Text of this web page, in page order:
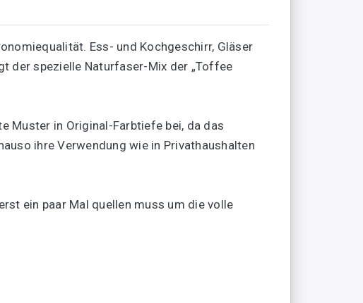
Ess- und Kochgeschirr, Gläser
der spezielle Naturfaser-Mix der „Toffee
Muster in Original-Farbtiefe bei, da das
ihre Verwendung wie in Privathaushalten
ein paar Mal quellen muss um die volle